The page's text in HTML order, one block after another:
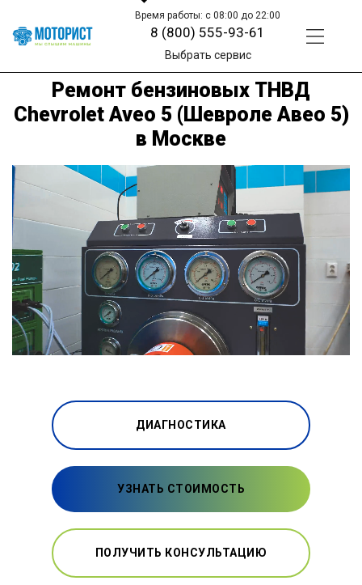
Время работы: с 08:00 до 22:00
8 (800) 555-93-61
Выбрать сервис
Ремонт бензиновых ТНВД
Chevrolet Aveo 5 (Шевроле Авео 5)
в Москве
ДИАГНОСТИКА
УЗНАТЬ СТОИМОСТЬ
ПОЛУЧИТЬ КОНСУЛЬТАЦИЮ